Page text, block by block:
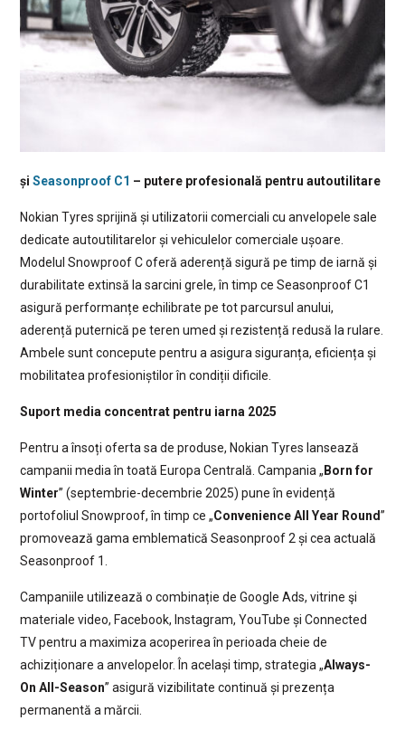
și Seasonproof C1 – putere profesională pentru autoutilitare
Nokian Tyres sprijină și utilizatorii comerciali cu anvelopele sale
dedicate autoutilitarelor și vehiculelor comerciale ușoare.
Modelul Snowproof C oferă aderență sigură pe timp de iarnă și
durabilitate extinsă la sarcini grele, în timp ce Seasonproof C1
asigură performanțe echilibrate pe tot parcursul anului,
aderență puternică pe teren umed și rezistență redusă la rulare.
Ambele sunt concepute pentru a asigura siguranța, eficiența și
mobilitatea profesioniștilor în condiții dificile.
Suport media concentrat pentru iarna 2025
Pentru a însoți oferta sa de produse, Nokian Tyres lansează
campanii media în toată Europa Centrală. Campania „ Born for
Winter” (septembrie-decembrie 2025) pune în evidență
portofoliul Snowproof, în timp ce „Convenience All Year Round”
promovează gama emblematică Seasonproof 2 și cea actuală
Seasonproof 1.
Campaniile utilizează o combinație de Google Ads, vitrine şi
materiale video, Facebook, Instagram, YouTube și Connected
TV pentru a maximiza acoperirea în perioada cheie de
achiziționare a anvelopelor. În același timp, strategia „Always-
On All-Season” asigură vizibilitate continuă și prezența
permanentă a mărcii.